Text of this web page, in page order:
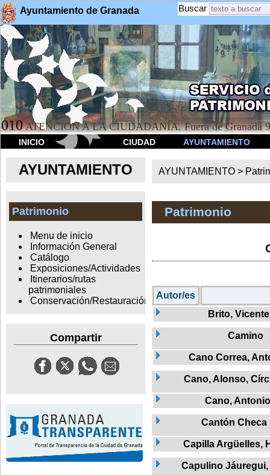
Ayuntamiento de Granada Buscar
010 ATENCION A LA CIUDADANÍA. Fuera de Granada
INICIO CIUDAD AYUNTAMIENTO
AYUNTAMIENTO
Patrimonio
Menu de inicio
Información General
Catálogo
Exposiciones/Actividades
Itinerarios/rutas
patrimoniales
Conservación/Restauración
Compartir
AYUNTAMIENTO >
Patrimonio
Autor/es
Brito, Vicente
Camino
Cano Correa,
Cano, Alonso,
Cano, Antonio
Cantón Checa
Capilla Argüelles,
Capulino